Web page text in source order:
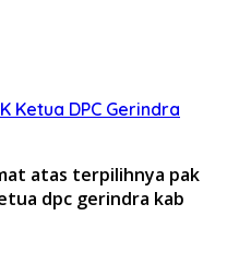
Ketua DPC Gerindra
atas terpilihnya pak
dpc gerindra kab